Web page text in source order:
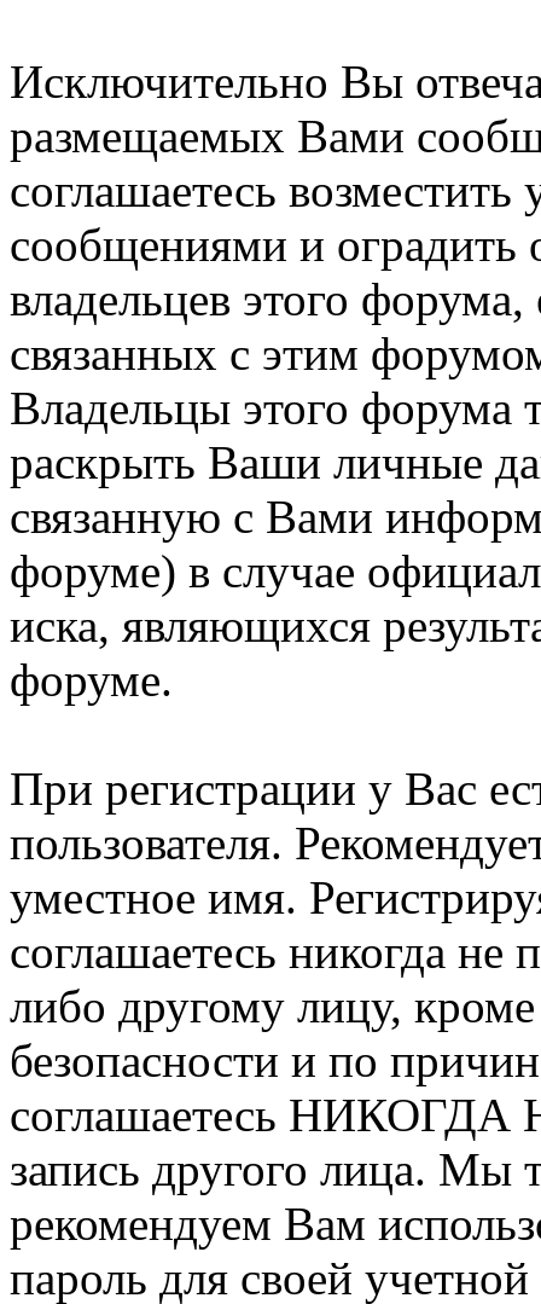
Исключительно Вы
размещаемых Вами
соглашаетесь
сообщениями и оградить
владельцев этого
связанных с этим
Владельцы этого форума
раскрыть Ваши личные
связанную с Вами
форуме) в случае
иска, являющихся
форуме.
При регистрации у Вас
пользователя.
уместное имя.
соглашаетесь никогда не
либо другому лицу,
безопасности и по
соглашаетесь НИКОГДА
запись другого лица.
рекомендуем Вам
пароль для своей